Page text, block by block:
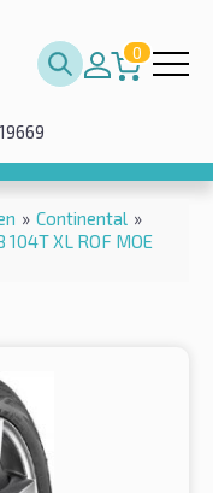
0
» Continental »
XL ROF MOE